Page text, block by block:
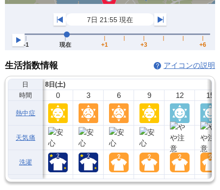
生活指数情報 アイコンの説明
日
時間
熱中症
天気痛
洗濯
8日(土)
0 3 6 9 12 15